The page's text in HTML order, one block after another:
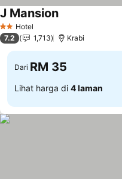
2 Bintang
Hotel
J MansionLihat harga
7.2 1,713 Krabi
Dari RM 35
Lihat harga di 4 laman